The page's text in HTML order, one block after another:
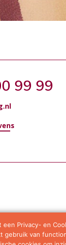
99 99
Algemene
Privacy- en
gebruik van